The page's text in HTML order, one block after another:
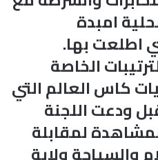
امبدة
اطلعت بها.
الخاصة
كاس العالم التي
ودعت اللجنة
لمقابلة
والسياحة ولاية